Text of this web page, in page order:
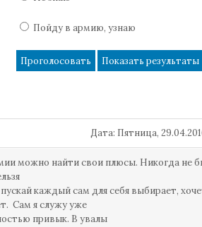
Пойду в армию, узнаю
Дата: Пятница,
можно найти свои плюсы. Никогда не
каждый сам для себя выбирает,
Сам я служу уже
привык. В увалы